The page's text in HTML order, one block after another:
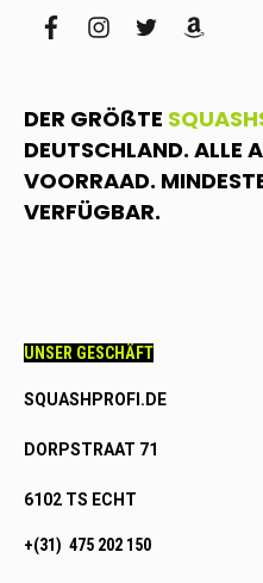
facebookinstagram
twitteramazon
DER GRÖßTE
DEUTSCHLAND. ALLE
VOORRAAD.
VERFÜGBAR.
UNSER GESCHÄFT
SQUASHPROFI.DE
DORPSTRAAT 71
6102 TS ECHT
+(31) 475 202 150